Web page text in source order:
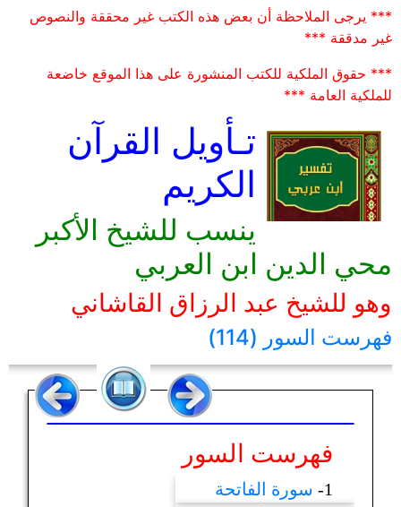
*** يرجى الملاحظة أن بعض هذه الكتب غير محققة والنصوص
غير مدققة ***
*** حقوق الملكية للكتب المنشورة على هذا الموقع خاضعة
للملكية العامة ***
تـأويل القرآن
الكريم
ينسب للشيخ الأكبر
محي الدين ابن العربي
وهو للشيخ عبد الرزاق القاشاني
فهرست السور (114)
فهرست السور
1-
سورة الفاتحة